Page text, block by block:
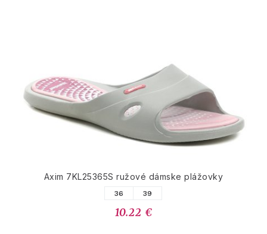
Axim 7KL25365S ružové dámske plážovky
36 39
10.22 €